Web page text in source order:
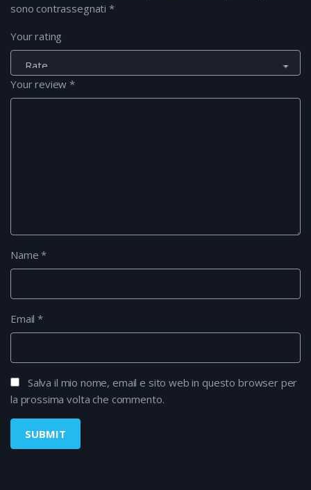
sono contrassegnati *
Your rating
Your review*
Name*
Email*
Salva il mio nome, email e sito web in questo browser per
la prossima volta che commento.